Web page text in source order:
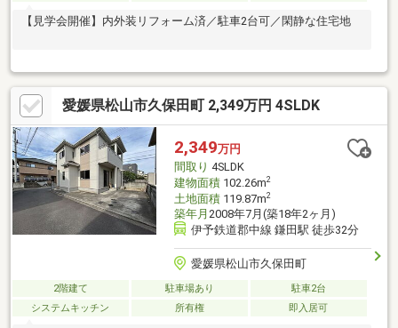
【見学会開催】内外装リフォーム済／駐車2台可／閑静な住宅地
愛媛県松山市久保田町 2,349万円 4SLDK
2,349万円
間取り 4SLDK
建物面積102.26m2
土地面積119.87m2
築年月 2008年7月(築18年2ヶ月)
伊予鉄道郡中線 鎌田駅 徒歩32分
愛媛県松山市久保田町
2階建て 駐車場あり
駐車2台
システムキッチン
所有権 即入居可